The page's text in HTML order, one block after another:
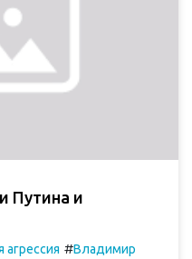
Путина и
агрессия #Владимир